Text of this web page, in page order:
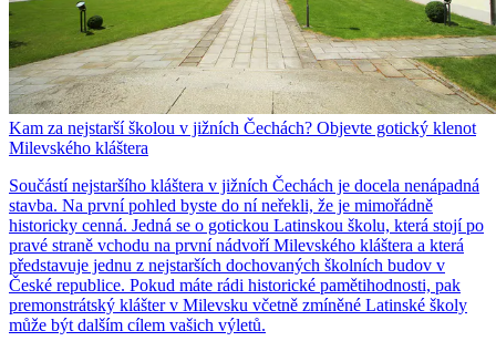
Kam za nejstarší školou v jižních Čechách? Objevte gotický klenot
Milevského kláštera
Součástí nejstaršího kláštera v jižních Čechách je docela nenápadná
stavba. Na první pohled byste do ní neřekli, že je mimořádně
historicky cenná. Jedná se o gotickou Latinskou školu, která stojí po
pravé straně vchodu na první nádvoří Milevského kláštera a která
představuje jednu z nejstarších dochovaných školních budov v
České republice. Pokud máte rádi historické pamětihodnosti, pak
premonstrátský klášter v Milevsku včetně zmíněné Latinské školy
může být dalším cílem vašich výletů.